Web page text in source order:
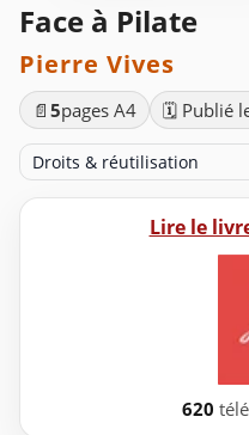
Face à Pilate
Pierre Vives
📄 5pages A4 🗓️ Publié
Droits & réutilisation
Lire le
620